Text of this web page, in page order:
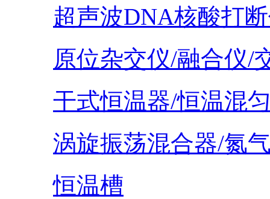
超声波DNA核酸打
原位杂交仪/融合仪/
干式恒温器/恒温混
涡旋振荡混合器/氮
恒温槽